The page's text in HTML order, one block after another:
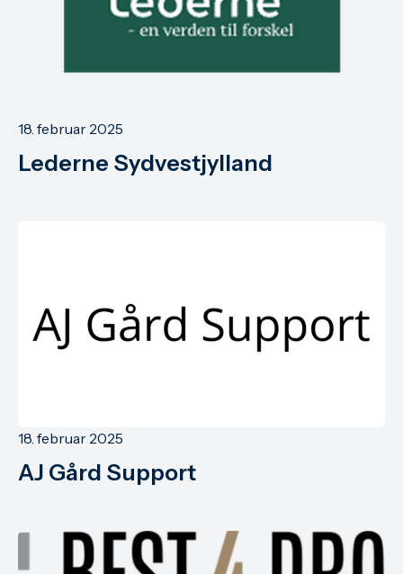
Lederne Sydvestjylland
18. februar 2025
AJ Gård Support
18. februar 2025